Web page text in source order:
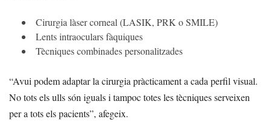
Cirurgia làser corneal (LASIK, PRK o SMILE)
Lents intraoculars fàquiques
Tècniques combinades personalitzades
“Avui podem adaptar la cirurgia pràcticament a cada perfil visual.
No tots els ulls són iguals i tampoc totes les tècniques serveixen
per a tots els pacients”, afegeix.